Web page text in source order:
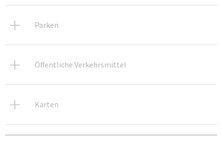
Parken
Öffentliche Verkehrsmittel
Karten